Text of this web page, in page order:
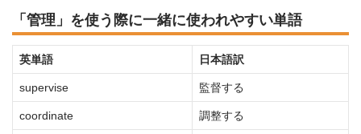
「管理」を使う際に一緒に使われやすい単語
英単語 日本語訳
supervise 監督する
coordinate 調整する